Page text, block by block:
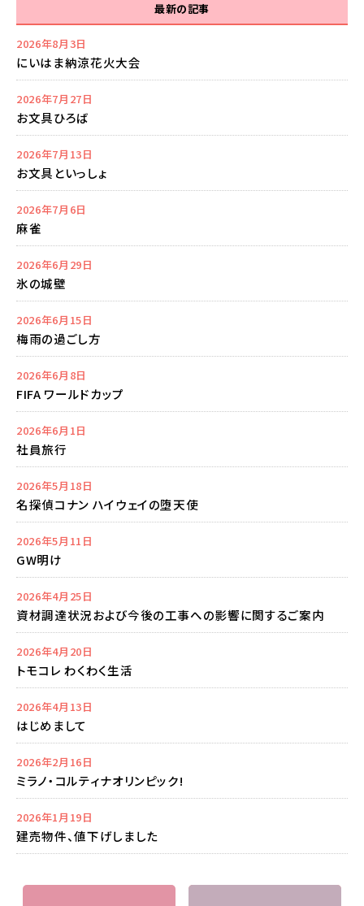
最新の記事
2026年8月3日
にいはま納涼花火大会
2026年7月27日
お文具ひろば
2026年7月13日
お文具といっしょ
2026年7月6日
麻雀
2026年6月29日
氷の城壁
2026年6月15日
梅雨の過ごし方
2026年6月8日
FIFA ワールドカップ
2026年6月1日
社員旅行
2026年5月18日
名探偵コナン ハイウェイの堕天使
2026年5月11日
GW明け
2026年4月25日
資材調達状況および今後の工事への影響に関するご案内
2026年4月20日
トモコレ わくわく生活
2026年4月13日
はじめまして
2026年2月16日
ミラノ・コルティナオリンピック!
2026年1月19日
建売物件、値下げしました